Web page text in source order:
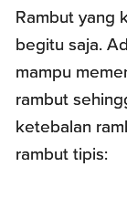
Rambut yang
begitu saja.
mampu
rambut
ketebalan
rambut tipis: